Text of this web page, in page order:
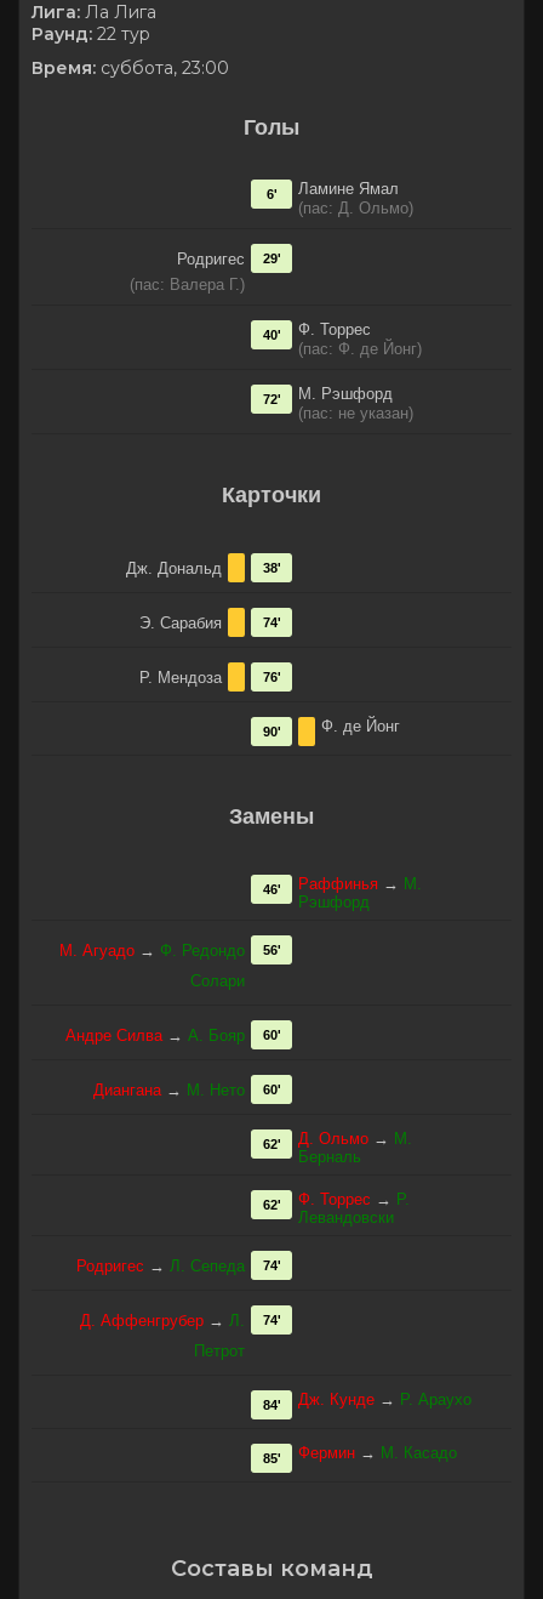
Лига: Ла Лига
Раунд: 22 тур
Время: суббота, 23:00
Голы
Ламине Ямал
(пас: Д. Ольмо)
6'
Родригес
(пас: Валера Г.)
29'
Ф. Торрес
(пас: Ф. де Йонг)
40'
М. Рэшфорд
(пас: не указан)
72'
Карточки
Дж. Дональд 38'
Э. Сарабия 74'
Р. Мендоза 76'
Ф. де Йонг
90'
Замены
Раффинья → М.
Рэшфорд
46'
М. Агуадо → Ф. Редондо
Солари
56'
Андре Силва→ А. Бояр 60'
Диангана→ М. Нето 60'
Д. Ольмо → М.
Берналь
62'
Ф. Торрес → Р.
Левандовски
62'
Родригес → Л. Сепеда 74'
Д. Аффенгрубер → Л.
Петрот
74'
Дж. Кунде → Р. Араухо
84'
Фермин → М. Касадо
85'
Составы команд